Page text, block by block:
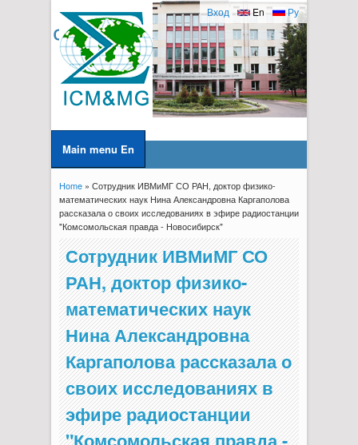
Ру
En
Вход
Main menu En
You are here
Home» Сотрудник ИВМиМГ СО РАН, доктор физико-
математических наук Нина Александровна Каргаполова
рассказала о своих исследованиях в эфире радиостанции
"Комсомольская правда - Новосибирск"
Сотрудник ИВМиМГ СО
РАН, доктор физико-
математических наук
Нина Александровна
Каргаполова рассказала о
своих исследованиях в
эфире радиостанции